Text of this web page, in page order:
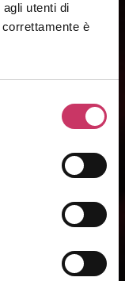
utenti di
è